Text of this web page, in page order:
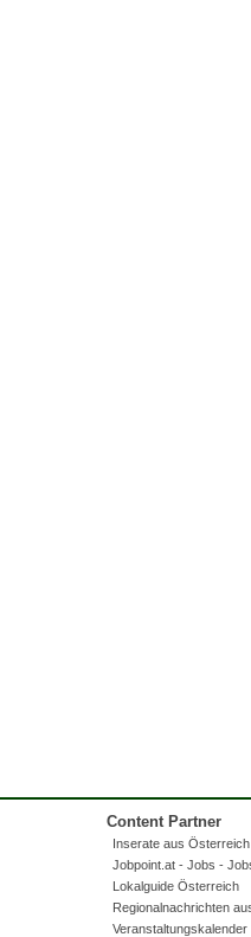
Content Partner
Inserate aus
Jobpoint.at - Jobs -
Lokalguide Österreich
Regionalnachrichten